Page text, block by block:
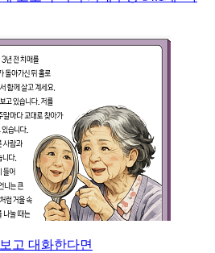
고 대화한다면